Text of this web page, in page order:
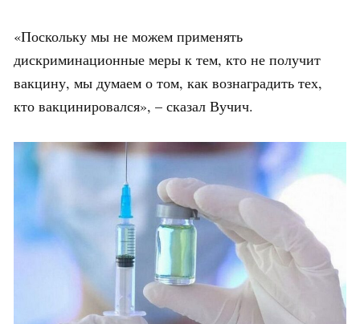
«Поскольку мы не можем применять
дискриминационные меры к тем, кто не получит
вакцину, мы думаем о том, как вознаградить тех,
кто вакцинировался», – сказал Вучич.